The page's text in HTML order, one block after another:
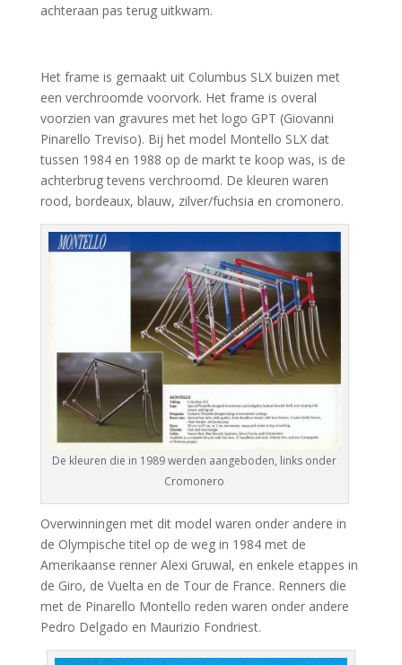
achteraan pas terug uitkwam.
Het frame is gemaakt uit Columbus SLX buizen met
een verchroomde voorvork. Het frame is overal
voorzien van gravures met het logo GPT (Giovanni
Pinarello Treviso). Bij het model Montello SLX dat
tussen 1984 en 1988 op de markt te koop was, is de
achterbrug tevens verchroomd. De kleuren waren
rood, bordeaux, blauw, zilver/fuchsia en cromonero.
De kleuren die in 1989 werden aangeboden, links onder
Cromonero
Overwinningen met dit model waren onder andere in
de Olympische titel op de weg in 1984 met de
Amerikaanse renner Alexi Gruwal, en enkele etappes in
de Giro, de Vuelta en de Tour de France. Renners die
met de Pinarello Montello reden waren onder andere
Pedro Delgado en Maurizio Fondriest.